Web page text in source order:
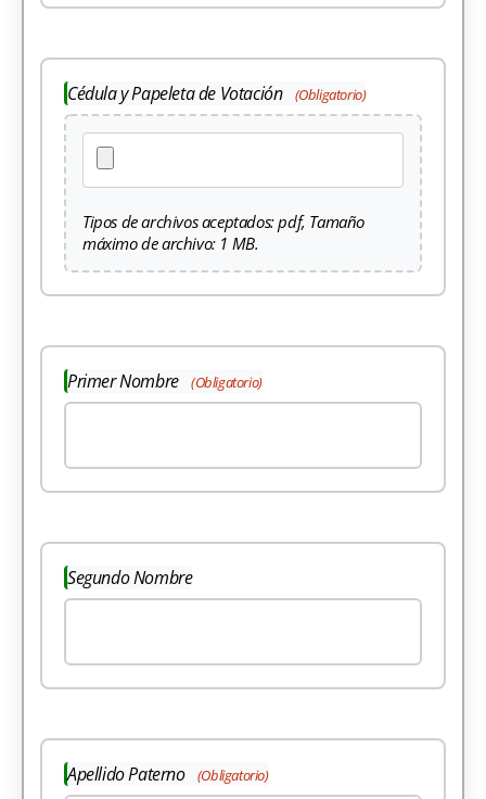
Cédula y Papeleta de Votación (Obligatorio)
Tipos de archivos aceptados: pdf, Tamaño
máximo de archivo: 1 MB.
Primer Nombre (Obligatorio)
Segundo Nombre
Apellido Paterno (Obligatorio)